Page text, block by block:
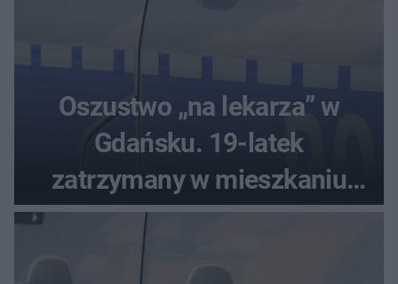
Oszustwo „na lekarza” w
Gdańsku. 19-latek
zatrzymany w mieszkaniu
seniora